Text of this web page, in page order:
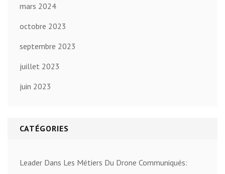
mars 2024
octobre 2023
septembre 2023
juillet 2023
juin 2023
CATÉGORIES
Leader Dans Les Métiers Du Drone Communiqués: